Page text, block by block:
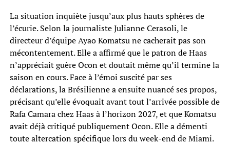
La situation inquiète jusqu’aux plus hauts sphères de
l’écurie. Selon la journaliste Julianne Cerasoli, le
directeur d’équipe Ayao Komatsu ne cacherait pas son
mécontentement. Elle a affirmé que le patron de Haas
n’appréciait guère Ocon et doutait même qu’il termine la
saison en cours. Face à l’émoi suscité par ses
déclarations, la Brésilienne a ensuite nuancé ses propos,
précisant qu’elle évoquait avant tout l’arrivée possible de
Rafa Camara chez Haas à l’horizon 2027, et que Komatsu
avait déjà critiqué publiquement Ocon. Elle a démenti
toute altercation spécifique lors du week-end de Miami.